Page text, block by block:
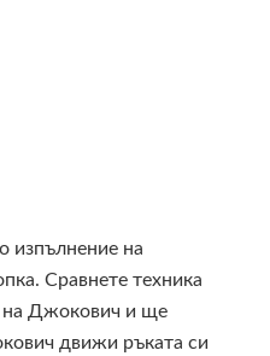
изпълнение на
Сравнете техника
на Джокович и ще
движи ръката си